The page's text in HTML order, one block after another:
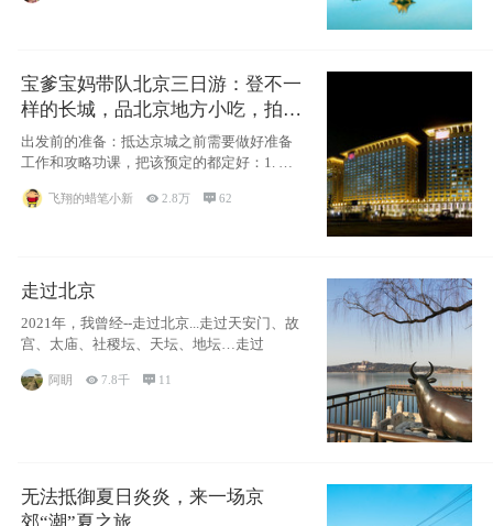
宝爹宝妈带队北京三日游：登不一
样的长城，品北京地方小吃，拍盘
古七星夜景！
出发前的准备：抵达京城之前需要做好准备
工作和攻略功课，把该预定的都定好：1. 酒
飞翔的蜡笔小新 2.8万 62
走过北京
2021年，我曾经--走过北京...走过天安门、故
宫、太庙、社稷坛、天坛、地坛…走过
阿眀 7.8千  11
无法抵御夏日炎炎，来一场京